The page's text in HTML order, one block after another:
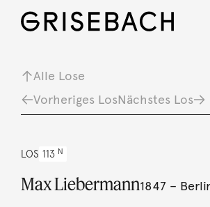
Alle Lose
Vorheriges LosNächstes Los
LOS 113 N
Max Liebermann1847 –